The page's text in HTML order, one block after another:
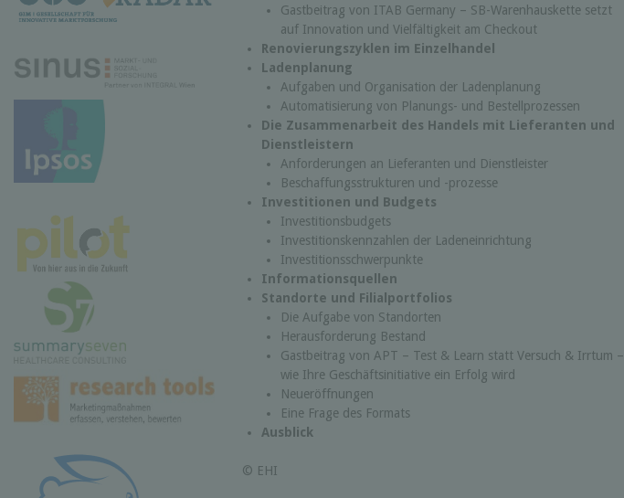
Gastbeitrag von ITAB Germany – SB-Warenhauskette setzt
auf Innovation und Vielfältigkeit am Checkout
Renovierungszyklen im Einzelhandel
Ladenplanung
Aufgaben und Organisation der Ladenplanung
Automatisierung von Planungs- und Bestellprozessen
Die Zusammenarbeit des Handels mit Lieferanten und
Dienstleistern
Anforderungen an Lieferanten und Dienstleister
Beschaffungsstrukturen und -prozesse
Investitionen und Budgets
Investitionsbudgets
Investitionskennzahlen der Ladeneinrichtung
Investitionsschwerpunkte
Informationsquellen
Standorte und Filialportfolios
Die Aufgabe von Standorten
Herausforderung Bestand
Gastbeitrag von APT – Test & Learn statt Versuch & Irrtum –
wie Ihre Geschäftsinitiative ein Erfolg wird
Neueröffnungen
Eine Frage des Formats
Ausblick
© EHI